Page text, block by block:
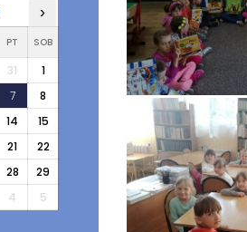
›
PT SOB
31
1
7
8
14
15
21
22
28
29
4 5